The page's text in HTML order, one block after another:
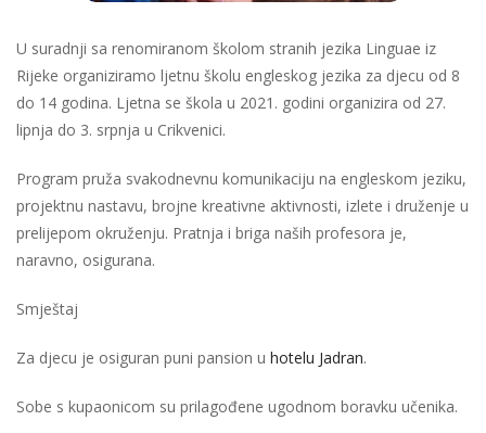
U suradnji sa renomiranom školom stranih jezika Linguae iz
Rijeke organiziramo ljetnu školu engleskog jezika za djecu od 8
do 14 godina. Ljetna se škola u 2021. godini organizira od 27.
lipnja do 3. srpnja u Crikvenici.
Program pruža svakodnevnu komunikaciju na engleskom jeziku,
projektnu nastavu, brojne kreativne aktivnosti, izlete i druženje u
prelijepom okruženju. Pratnja i briga naših profesora je,
naravno, osigurana.
Smještaj
Za djecu je osiguran puni pansion u hotelu Jadran.
Sobe s kupaonicom su prilagođene ugodnom boravku učenika.